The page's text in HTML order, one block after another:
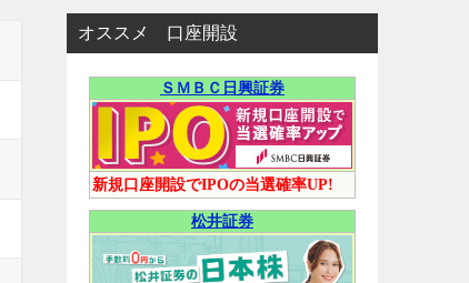
オススメ 口座開設
ＳＭＢＣ日興証券
新規口座開設でIPOの当選確率UP!
松井証券